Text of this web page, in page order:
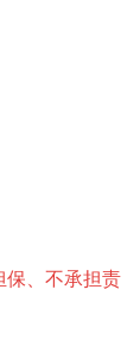
保、不承担责